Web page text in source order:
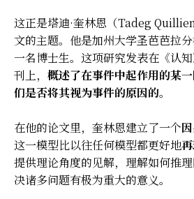
这正是塔迪·奎林恩（Tadeg
文的主题。他是加州大学圣芭芭拉
一名博士生。这项研究发表在《认
刊上， 概述了在事件中起作用的某
们是否将其视为事件的原因的。
在他的论文里，奎林恩建立了一个
这一模型比以往任何模型都更好地
提供理论角度的见解，理解如何推
决诸多问题有极为重大的意义。